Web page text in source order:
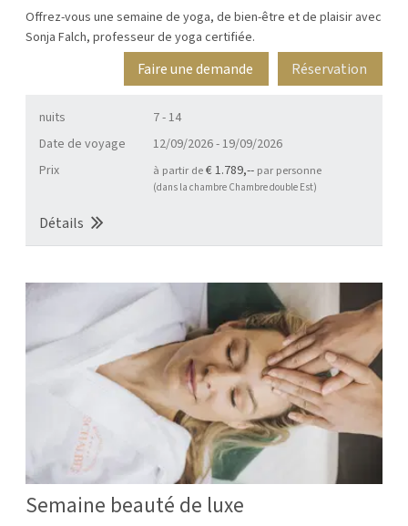
Offrez-vous une semaine de yoga, de bien-être et de plaisir avec
Sonja Falch, professeur de yoga certifiée.
Réservation
Faire une demande
nuits
7 - 14
Date de voyage
12/09/2026-19/09/2026
Prix
à partir de€ 1.789,--par personne
(dans la chambre Chambre double Est)
Détails
Semaine beauté de luxe